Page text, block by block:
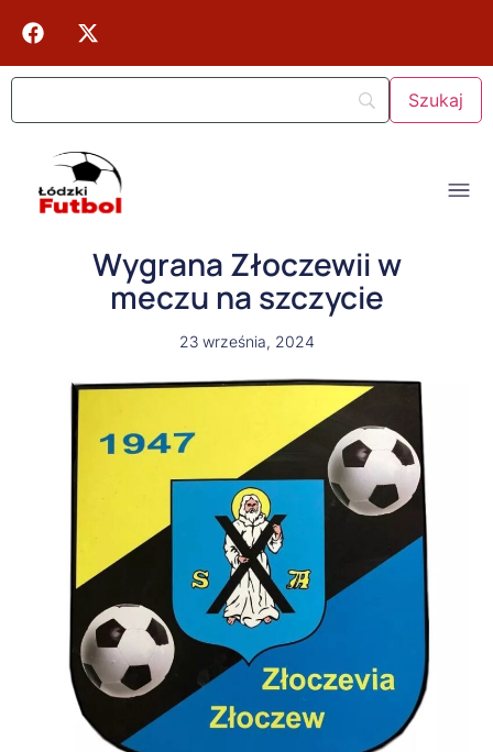
Wygrana Złoczewii w
meczu na szczycie
23 września, 2024